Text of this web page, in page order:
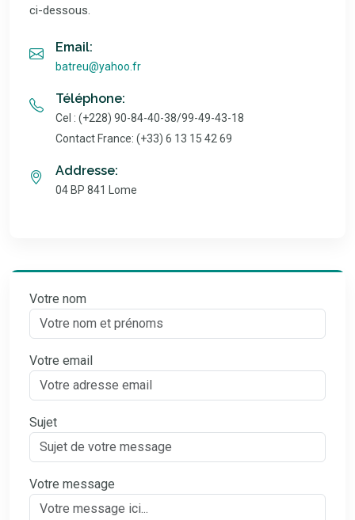
ci-dessous.
Email:
batreu@yahoo.fr
Téléphone:
Cel : (+228) 90-84-40-38/99-49-43-18
Contact France: (+33) 6 13 15 42 69
Addresse:
04 BP 841 Lome
Votre nom
Votre email
Sujet
Votre message